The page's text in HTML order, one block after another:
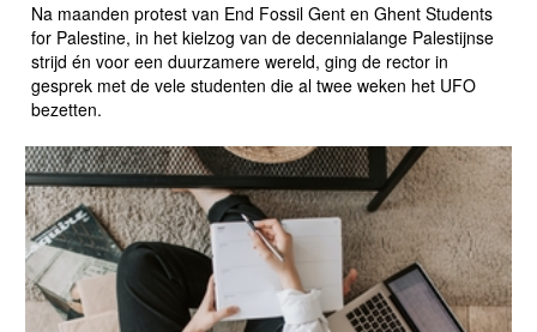
Na maanden protest van End Fossil Gent en Ghent Students
for Palestine, in het kielzog van de decennialange Palestijnse
strijd én voor een duurzamere wereld, ging de rector in
gesprek met de vele studenten die al twee weken het UFO
bezetten.